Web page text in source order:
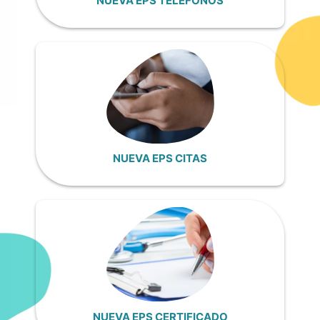
NUEVA EPS CITAS
NUEVA EPS CERTIFICADO